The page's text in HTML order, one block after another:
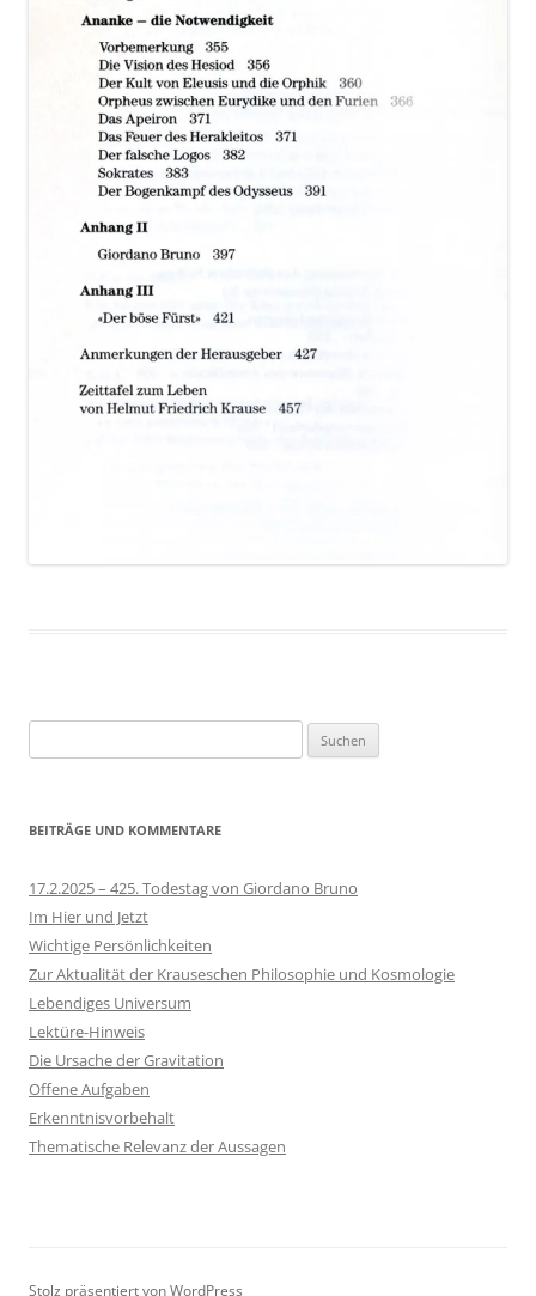
nach:
BEITRÄGE UND KOMMENTARE
17.2.2025 – 425. Todestag von Giordano Bruno
Im Hier und Jetzt
Wichtige Persönlichkeiten
Zur Aktualität der Krauseschen Philosophie und Kosmologie
Lebendiges Universum
Lektüre-Hinweis
Die Ursache der Gravitation
Offene Aufgaben
Erkenntnisvorbehalt
Thematische Relevanz der Aussagen
Stolz präsentiert von WordPress